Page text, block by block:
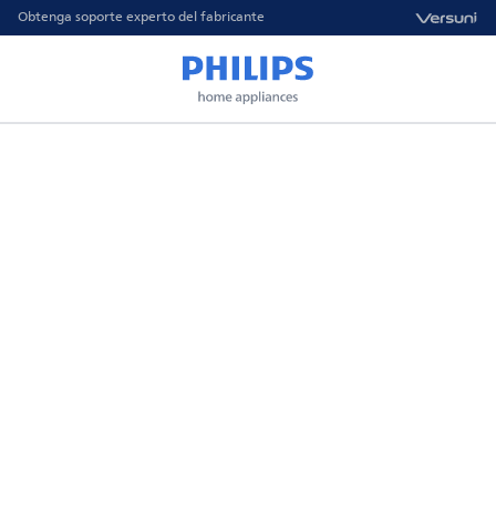
Obtenga soporte experto del fabricante